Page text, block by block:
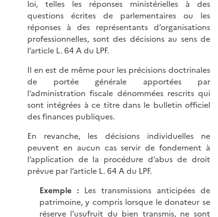
loi, telles les réponses ministérielles à des
questions écrites de parlementaires ou les
réponses à des représentants d’organisations
professionnelles, sont des décisions au sens de
l’article L. 64 A du LPF.
Il en est de même pour les précisions doctrinales
de portée générale apportées par
l’administration fiscale dénommées rescrits qui
sont intégrées à ce titre dans le bulletin officiel
des finances publiques.
En revanche, les décisions individuelles ne
peuvent en aucun cas servir de fondement à
l’application de la procédure d’abus de droit
prévue par l’article L. 64 A du LPF.
Exemple :Les transmissions anticipées de
patrimoine, y compris lorsque le donateur se
réserve l'usufruit du bien transmis, ne sont